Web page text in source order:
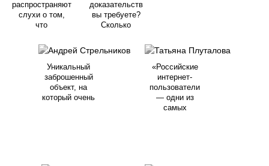
распространяют
слухи о том,
что
доказательств
вы требуете?
Сколько
Уникальный
заброшенный
объект, на
который очень
«Российские
интернет-
пользователи
— одни из
самых